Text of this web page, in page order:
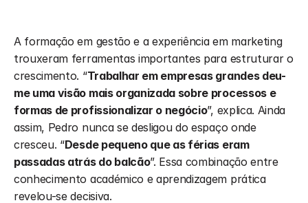
A formação em gestão e a experiência em marketing
trouxeram ferramentas importantes para estruturar o
crescimento. “Trabalhar em empresas grandes deu-
me uma visão mais organizada sobre processos e
formas de profissionalizar o negócio”, explica. Ainda
assim, Pedro nunca se desligou do espaço onde
cresceu. “Desde pequeno que as férias eram
passadas atrás do balcão”. Essa combinação entre
conhecimento académico e aprendizagem prática
revelou-se decisiva.